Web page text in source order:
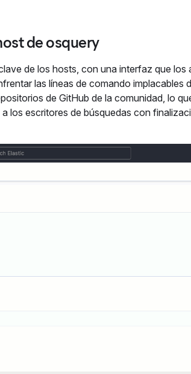
de osquery
de los hosts, con una interfaz que los
las líneas de comando implacables
de GitHub de la comunidad, lo
los escritores de búsquedas con